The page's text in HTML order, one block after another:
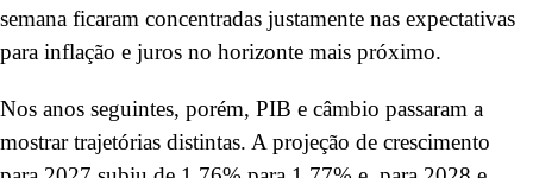
semana ficaram concentradas justamente nas expectativas
para inflação e juros no horizonte mais próximo.
Nos anos seguintes, porém, PIB e câmbio passaram a
mostrar trajetórias distintas. A projeção de crescimento